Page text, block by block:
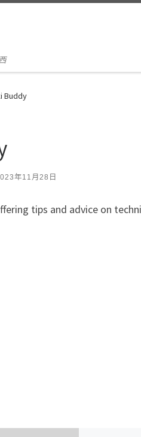
Buddy
年11月28日
tips and advice on